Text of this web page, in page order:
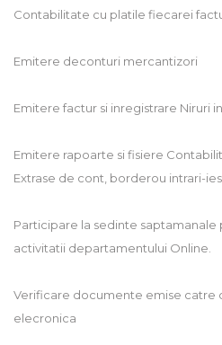
Contabilitate cu platile fiecarei
Emitere deconturi mercantizori
Emitere factur si inregistrare Niruri
Emitere rapoarte si fisiere
Extrase de cont, borderou intrari-
Participare la sedinte saptamanale
activitatii departamentului Online.
Verificare documente emise catre
elecronica